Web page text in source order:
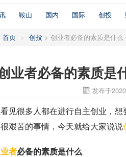
鞍山 国内 国际 创投
首页 > 创投 > 创业者必备的素质是什
业者必备的素质是
发布于
见很多人都在进行自主创业，想
艰苦的事情，今天就给大家说说
者必备的素质是什么